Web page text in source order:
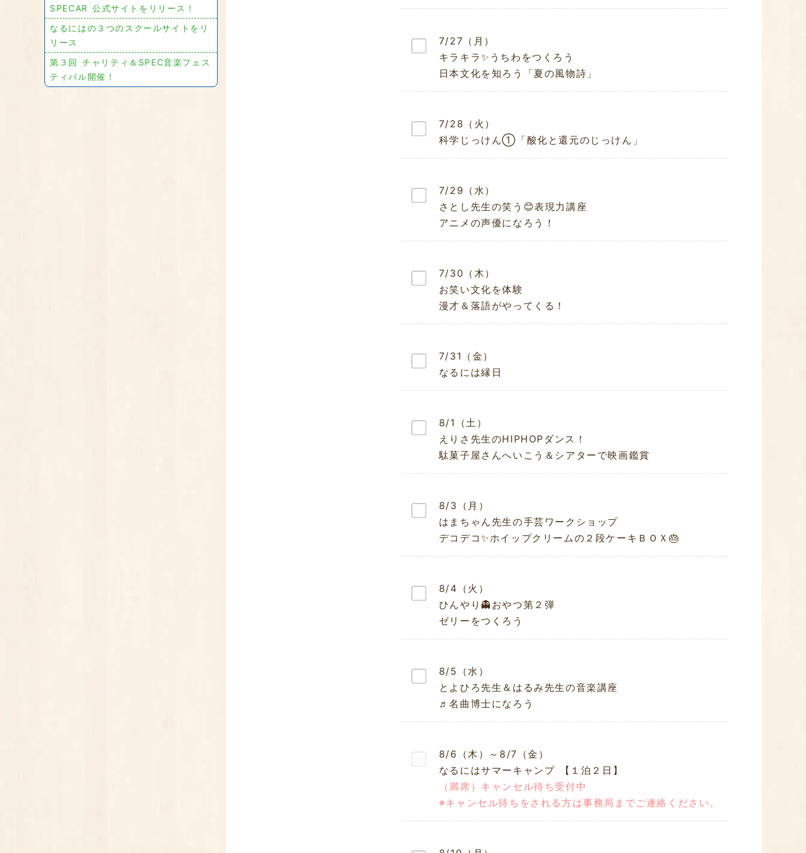
7/27（月）
キラキラ✨うちわをつくろう
日本文化を知ろう「夏の風物詩」
7/28（火）
科学じっけん①「酸化と還元のじっけん」
7/29（水）
さとし先生の笑う😊表現力講座
アニメの声優になろう！
7/30（木）
お笑い文化を体験
漫才＆落語がやってくる！
7/31（金）
なるには縁日
8/1（土）
えりさ先生のHIPHOPダンス！
駄菓子屋さんへいこう＆シアターで映画鑑賞
8/3（月）
はまちゃん先生の手芸ワークショップ
デコデコ✨ホイップクリームの２段ケーキＢＯＸ🎂
8/4（火）
ひんやり👻おやつ第２弾
ゼリーをつくろう
8/5（水）
とよひろ先生＆はるみ先生の音楽講座
♬名曲博士になろう
8/6（木）～8/7（金）
なるにはサマーキャンプ 【１泊２日】
（満席）キャンセル待ち受付中
※キャンセル待ちをされる方は事務局までご連絡ください。
SPECAR 公式サイトをリリース！
なるにはの３つのスクールサイトをリ
リース
第３回 チャリティ＆SPEC音楽フェス
ティバル開催！